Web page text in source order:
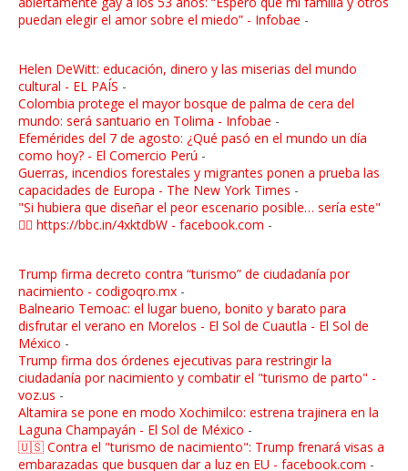
puedan elegir el amor sobre el miedo” - Infobae -
Helen DeWitt: educación, dinero y las miserias del mundo
cultural - EL PAÍS -
Colombia protege el mayor bosque de palma de cera del
mundo: será santuario en Tolima - Infobae -
Efemérides del 7 de agosto: ¿Qué pasó en el mundo un día
como hoy? - El Comercio Perú -
Guerras, incendios forestales y migrantes ponen a prueba las
capacidades de Europa - The New York Times -
"Si hubiera que diseñar el peor escenario posible… sería este"
👉🏼 https://bbc.in/4xktdbW - facebook.com -
Trump firma decreto contra “turismo” de ciudadanía por
nacimiento - codigoqro.mx -
Balneario Temoac: el lugar bueno, bonito y barato para
disfrutar el verano en Morelos - El Sol de Cuautla - El Sol de
México -
Trump firma dos órdenes ejecutivas para restringir la
ciudadanía por nacimiento y combatir el "turismo de parto" -
voz.us -
Altamira se pone en modo Xochimilco: estrena trajinera en la
Laguna Champayán - El Sol de México -
🇺🇸 Contra el "turismo de nacimiento": Trump frenará visas a
embarazadas que busquen dar a luz en EU - facebook.com -